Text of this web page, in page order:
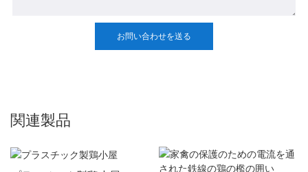
お問い合わせを送る
関連製品